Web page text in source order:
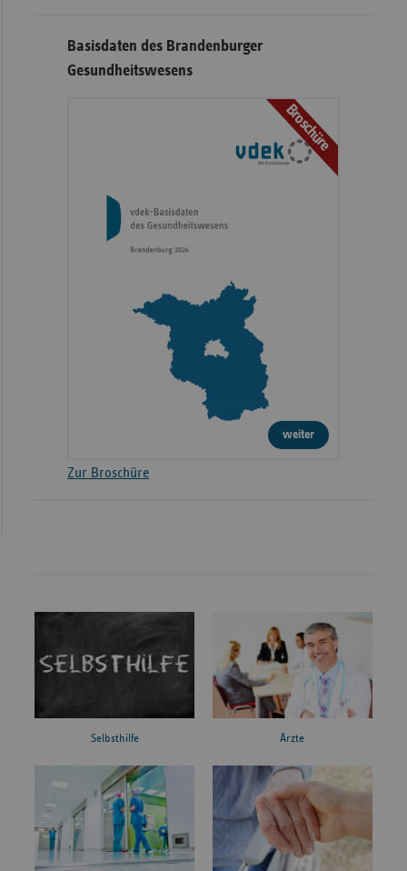
Basisdaten des Brandenburger
Gesundheitswesens
Broschüre
weiter
Zur Broschüre
Selbsthilfe Ärzte